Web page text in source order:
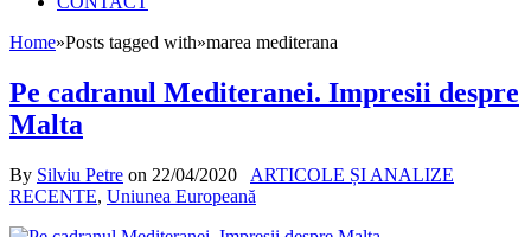
Home»Posts tagged with»marea mediterana
Pe cadranul Mediteranei. Impresii despre
Malta
By Silviu Petre on 22/04/2020
ARTICOLE ȘI ANALIZE
RECENTE, Uniunea Europeană